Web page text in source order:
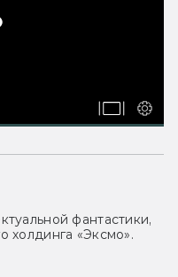
фантастики,
холдинга «Эксмо».